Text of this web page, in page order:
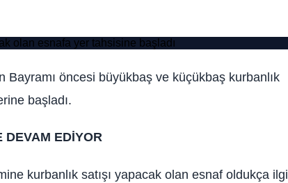
öncesi büyükbaş ve küçükbaş kurbanlık
başladı.
DEVAM EDİYOR
kurbanlık satışı yapacak olan esnaf oldukça ilgi